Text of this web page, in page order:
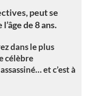
peut se
de 8 ans.
dans le plus
célèbre
et c’est à